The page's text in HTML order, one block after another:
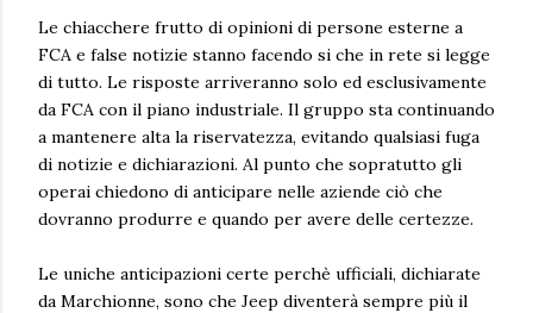
Le chiacchere frutto di opinioni di persone esterne a
FCA e false notizie stanno facendo si che in rete si legge
di tutto. Le risposte arriveranno solo ed esclusivamente
da FCA con il piano industriale. Il gruppo sta continuando
a mantenere alta la riservatezza, evitando qualsiasi fuga
di notizie e dichiarazioni. Al punto che sopratutto gli
operai chiedono di anticipare nelle aziende ciò che
dovranno produrre e quando per avere delle certezze.
Le uniche anticipazioni certe perchè ufficiali, dichiarate
da Marchionne, sono che Jeep diventerà sempre più il